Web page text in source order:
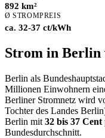
892 km²
Ø STROMPREIS
ca. 32-37 ct/kWh
Strom in Berlin
Berlin als
Millionen Einwohnern
Berliner Stromnetz wird
Tochter des Landes
Berlin mit 32 bis 37
Bundesdurchschnitt.